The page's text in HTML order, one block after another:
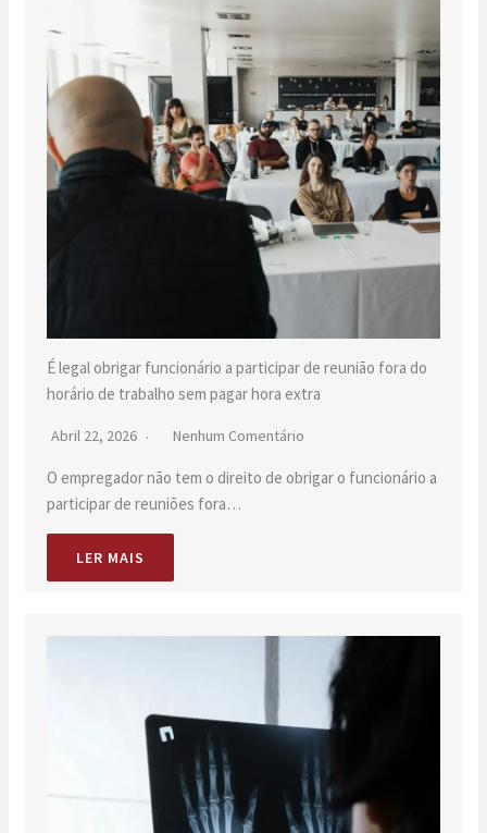
É legal obrigar funcionário a participar de reunião fora do
horário de trabalho sem pagar hora extra
Abril 22, 2026 Nenhum Comentário
O empregador não tem o direito de obrigar o funcionário a
participar de reuniões fora…
LER MAIS